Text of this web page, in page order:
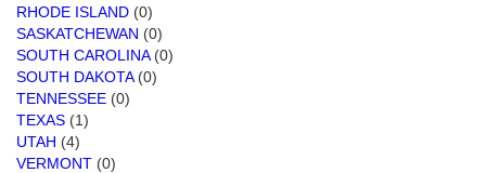
RHODE ISLAND (0)
SASKATCHEWAN (0)
SOUTH CAROLINA(0)
SOUTH DAKOTA(0)
TENNESSEE (0)
TEXAS (1)
UTAH (4)
VERMONT (0)